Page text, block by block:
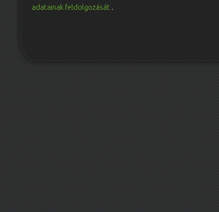
adatainak feldolgozását .